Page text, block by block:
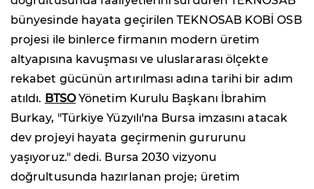
bünyesinde hayata geçirilen TEKNOSAB KOBİ OSB
projesi ile binlerce firmanın modern üretim
altyapısına kavuşması ve uluslararası ölçekte
rekabet gücünün artırılması adına tarihi bir adım
atıldı. BTSOYönetim Kurulu Başkanı İbrahim
Burkay, "Türkiye Yüzyılı'na Bursa imzasını atacak
dev projeyi hayata geçirmenin gururunu
yaşıyoruz." dedi. Bursa 2030 vizyonu
doğrultusunda hazırlanan proje; üretim